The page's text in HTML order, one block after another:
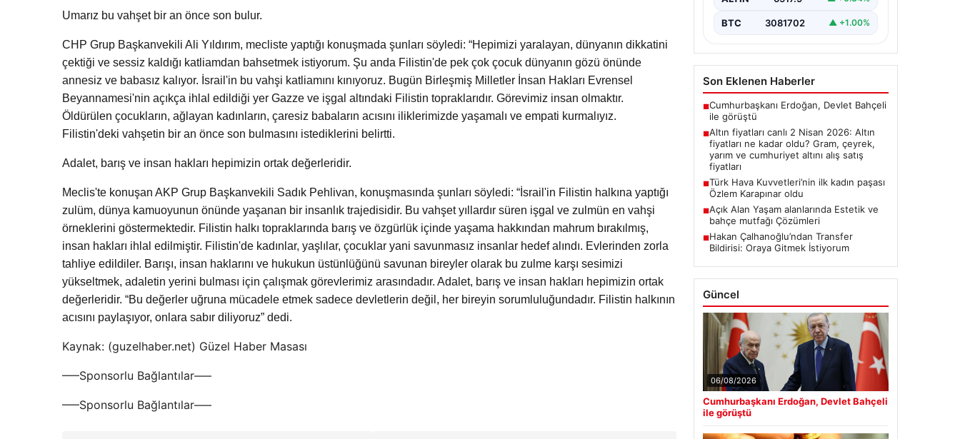
Umarız bu vahşet bir an önce son bulur.
CHP Grup Başkanvekili Ali Yıldırım, mecliste yaptığı konuşmada şunları söyledi: “Hepimizi yaralayan, dünyanın dikkatini
çektiği ve sessiz kaldığı katliamdan bahsetmek istiyorum. Şu anda Filistin'de pek çok çocuk dünyanın gözü önünde
annesiz ve babasız kalıyor. İsrail'in bu vahşi katliamını kınıyoruz. Bugün Birleşmiş Milletler İnsan Hakları Evrensel
Beyannamesi'nin açıkça ihlal edildiği yer Gazze ve işgal altındaki Filistin topraklarıdır. Görevimiz insan olmaktır.
Öldürülen çocukların, ağlayan kadınların, çaresiz babaların acısını iliklerimizde yaşamalı ve empati kurmalıyız.
Filistin'deki vahşetin bir an önce son bulmasını istediklerini belirtti.
Adalet, barış ve insan hakları hepimizin ortak değerleridir.
Meclis'te konuşan AKP Grup Başkanvekili Sadık Pehlivan, konuşmasında şunları söyledi: “İsrail'in Filistin halkına yaptığı
zulüm, dünya kamuoyunun önünde yaşanan bir insanlık trajedisidir. Bu vahşet yıllardır süren işgal ve zulmün en vahşi
örneklerini göstermektedir. Filistin halkı topraklarında barış ve özgürlük içinde yaşama hakkından mahrum bırakılmış,
insan hakları ihlal edilmiştir. Filistin'de kadınlar, yaşlılar, çocuklar yani savunmasız insanlar hedef alındı. Evlerinden zorla
tahliye edildiler. Barışı, insan haklarını ve hukukun üstünlüğünü savunan bireyler olarak bu zulme karşı sesimizi
yükseltmek, adaletin yerini bulması için çalışmak görevlerimiz arasındadır. Adalet, barış ve insan hakları hepimizin ortak
değerleridir. “Bu değerler uğruna mücadele etmek sadece devletlerin değil, her bireyin sorumluluğundadır. Filistin halkının
acısını paylaşıyor, onlara sabır diliyoruz” dedi.
Kaynak: (guzelhaber.net) Güzel Haber Masası
—–Sponsorlu Bağlantılar—–
—–Sponsorlu Bağlantılar—–
BTC 3081702 ▲ +1.00%
Son Eklenen Haberler
■Cumhurbaşkanı Erdoğan, Devlet Bahçeli
ile görüştü
■Altın fiyatları canlı 2 Nisan 2026: Altın
fiyatları ne kadar oldu? Gram, çeyrek,
yarım ve cumhuriyet altını alış satış
fiyatları
■Türk Hava Kuvvetleri’nin ilk kadın paşası
Özlem Karapınar oldu
■Açık Alan Yaşam alanlarında Estetik ve
bahçe mutfağı Çözümleri
■Hakan Çalhanoğlu’ndan Transfer
Bildirisi: Oraya Gitmek İstiyorum
Güncel
06/08/2026
Cumhurbaşkanı Erdoğan, Devlet Bahçeli
ile görüştü